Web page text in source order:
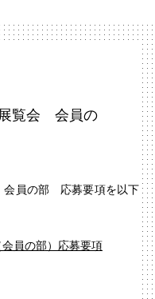
覧会 会員の
員の部 応募要項を以下
員の部）応募要項